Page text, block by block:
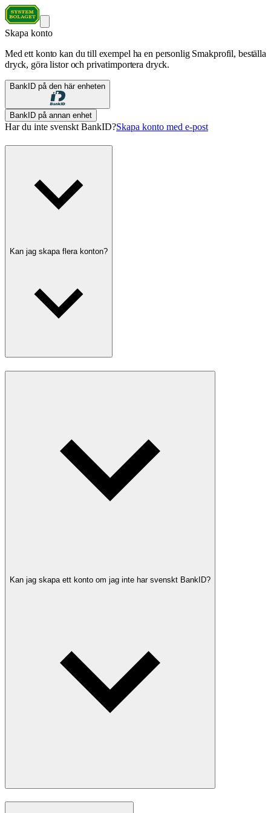
Skapa konto
Med ett konto kan du till exempel ha en personlig Smakprofil, beställa
dryck, göra listor och privatimportera dryck.
BankID på den här enheten
BankID på annan enhet
Har du inte svenskt BankID?Skapa konto med e-post
Kan jag skapa flera konton?
Kan jag skapa ett konto om jag inte har svenskt BankID?